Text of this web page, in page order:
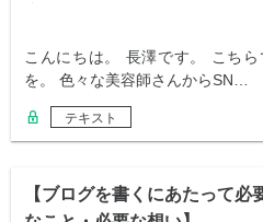
こんにちは。 長澤です。 こち
を。 色々な美容師さんからSN…
テキスト
【ブログを書くにあたって必